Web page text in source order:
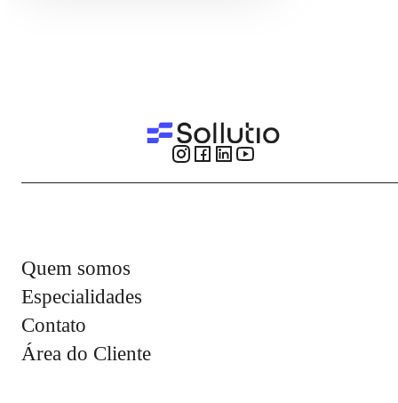
Quem somos
Especialidades
Contato
Área do Cliente